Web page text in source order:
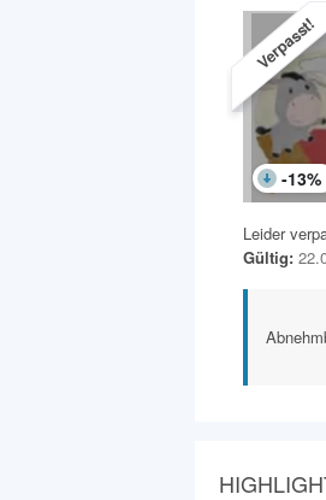
Verpasst!
-13%
Leider
Gültig: